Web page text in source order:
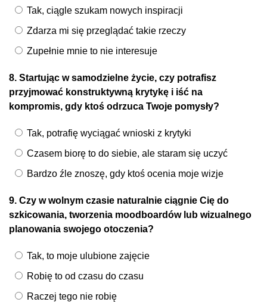
Tak, ciągle szukam nowych inspiracji
Zdarza mi się przeglądać takie rzeczy
Zupełnie mnie to nie interesuje
8. Startując w samodzielne życie, czy potrafisz
przyjmować konstruktywną krytykę i iść na
kompromis, gdy ktoś odrzuca Twoje pomysły?
Tak, potrafię wyciągać wnioski z krytyki
Czasem biorę to do siebie, ale staram się uczyć
Bardzo źle znoszę, gdy ktoś ocenia moje wizje
9. Czy w wolnym czasie naturalnie ciągnie Cię do
szkicowania, tworzenia moodboardów lub wizualnego
planowania swojego otoczenia?
Tak, to moje ulubione zajęcie
Robię to od czasu do czasu
Raczej tego nie robię